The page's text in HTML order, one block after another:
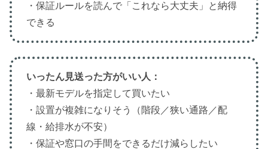
・保証ルールを読んで「これなら大丈夫」と納得
できる
いったん見送った方がいい人：
・最新モデルを指定して買いたい
・設置が複雑になりそう（階段／狭い通路／配
線・給排水が不安）
・保証や窓口の手間をできるだけ減らしたい